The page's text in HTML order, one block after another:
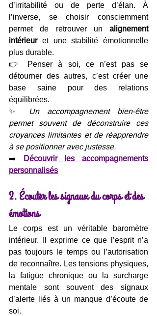
d’irritabilité ou de perte d’élan. À
l’inverse, se choisir consciemment
permet de retrouver un alignement
intérieur et une stabilité émotionnelle
plus durable.
👉 Penser à soi, ce n’est pas se
détourner des autres, c’est créer une
base saine pour des relations
équilibrées.
✨
Un accompagnement bien-être
permet souvent de déconstruire ces
croyances limitantes et de réapprendre
à se positionner avec justesse.
➡️ Découvrir les accompagnements
personnalisés
2. Écouter les signaux du corps et des
émotions
Le corps est un véritable baromètre
intérieur. Il exprime ce que l’esprit n’a
pas toujours le temps ou l’autorisation
de reconnaître. Les tensions physiques,
la fatigue chronique ou la surcharge
mentale sont souvent des signaux
d’alerte liés à un manque d’écoute de
soi.